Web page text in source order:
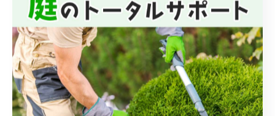
ているか確認しましょう。
また、複数の業者から相見積もりを取得し、金額の差や
サービス内容を比較することも大切です。特に「庭木の
剪定料金」や「剪定サービス 評判」などの情報を活用
し、地域の相場感をつかむと安心です。実際の口コミや
体験談も参考にすると、料金に見合うサービスか見極め